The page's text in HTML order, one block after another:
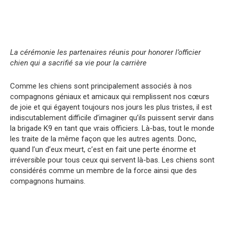
La cérémonie les partenaires réunis pour honorer l’officier
chien qui a sacrifié sa vie pour la carrière
Comme les chiens sont principalement associés à nos
compagnons géniaux et amicaux qui remplissent nos cœurs
de joie et qui égayent toujours nos jours les plus tristes, il est
indiscutablement difficile d’imaginer qu’ils puissent servir dans
la brigade K9 en tant que vrais officiers. Là-bas, tout le monde
les traite de la même façon que les autres agents. Donc,
quand l’un d’eux meurt, c’est en fait une perte énorme et
irréversible pour tous ceux qui servent là-bas. Les chiens sont
considérés comme un membre de la force ainsi que des
compagnons humains.